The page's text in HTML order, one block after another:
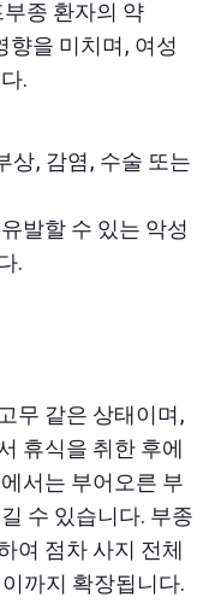
종 환자의 약
향을 미치며, 여성
.
상, 감염, 수술 또는
발할 수 있는 악성
.
무 같은 상태이며,
휴식을 취한 후에
서는 부어오른 부
수 있습니다. 부종
여 점차 사지 전체
까지 확장됩니다.